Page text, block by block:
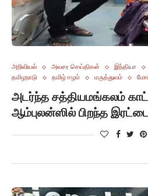
அறிவியல் அவசர செய்திகள் இந்தியா
தமிழநாடு
தமிழ் ஈழம் மருத்துவம்
அடர்ந்த சத்தியமங்கலம்
ஆம்புலன்ஸில் பிறந்த